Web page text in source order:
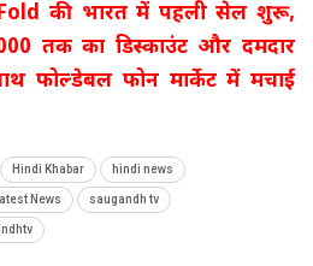
की भारत में पहली सेल शुरू,
तक का डिस्काउंट और दमदार
फोल्डेबल फोन मार्केट में मचाई
Hindi Khabar hindi news
Latest News saugandh tv